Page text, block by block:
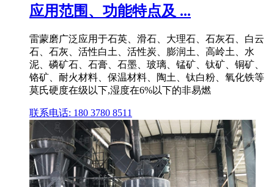
应用范围、功能特点及 ...
雷蒙磨广泛应用于石英、滑石、大理石、石灰石、白云
石、石灰、活性白土、活性炭、膨润土、高岭土、水
泥、磷矿石、石膏、石墨、玻璃、锰矿、钛矿、铜矿、
铬矿、耐火材料、保温材料、陶土、钛白粉、氧化铁等
莫氏硬度在级以下,湿度在6%以下的非易燃
联系电话: 180 3780 8511